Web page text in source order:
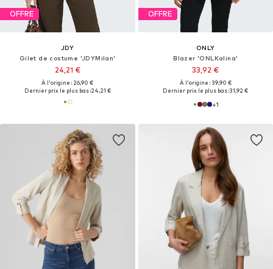
OFFRE
JDY
Gilet de costume 'JDYMilan'
24,21 €
À l'origine : 26,90 €
Dernier prix le plus bas :24,21 €
OFFRE
ONLY
Blazer 'ONLKalina'
33,92 €
À l'origine : 39,90 €
Dernier prix le plus bas :31,92 €
+1